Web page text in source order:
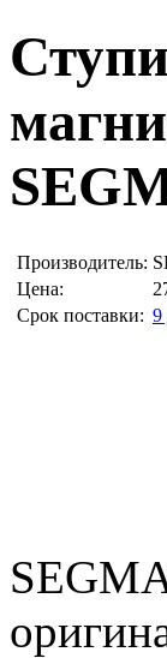
Производитель:
Цена:
Срок поставки: 9